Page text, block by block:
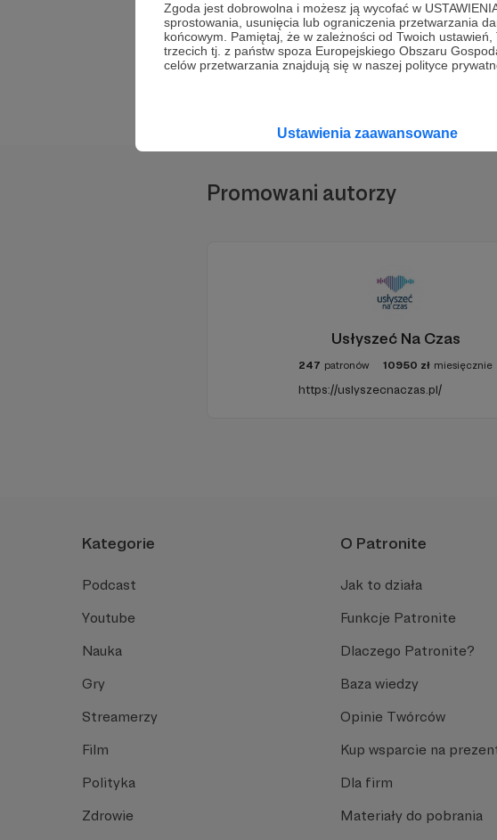
Zgoda jest dobrowolna i możesz ją wycofać w
sprostowania, usunięcia lub ograniczenia przetwarzania
końcowym. Pamiętaj, że w zależności od Twoich
trzecich tj. z państw spoza Europejskiego Obszaru
celów przetwarzania znajdują się w naszej polityce
Ustawienia zaawansowane
Promowani autorzy
Usłyszeć Na Czas
247 patronów 10950 zł miesięcznie
https://uslyszecnaczas.pl/
Kategorie
Podcast
Youtube
Nauka
Gry
Streamerzy
Film
Polityka
Zdrowie
O Patronite
Jak to działa
Funkcje Patronite
Dlaczego Patronite?
Baza wiedzy
Opinie Twórców
Kup wsparcie na
Dla firm
Materiały do pobrania